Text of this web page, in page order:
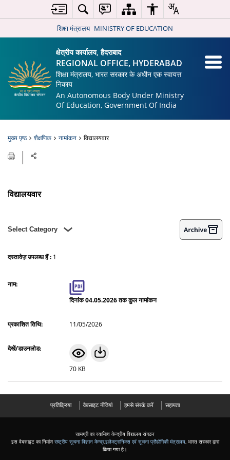
शिक्षा मंत्रालय MINISTRY OF EDUCATION
क्षेत्रीय कार्यालय, हैदराबाद
REGIONAL OFFICE, HYDERABAD
शिक्षा मंत्रालय, भारत सरकार के अधीन एक स्वायत्त
निकाय
An Autonomous Body Under Ministry
Of Education, Government Of India
मुख्य पृष्ठ शैक्षणिक नामांकन विद्यालयवार
विद्यालयवार
Select Category
नामांकन प्रधामिकता वार (विद्यालय)
नामांकन कक्षा वार (विद्यालय)
दस्तावेज़ उपलब्ध हैं : 1
दिनांक 04.05.2026 तक कुल नामांकन
11/05/2026
70 KB
प्रतिक्रिया वेबसाइट नीतियां हमसे संपर्क करें सहायता
सामग्री का स्वामित्व केन्द्रीय विद्यालय संगठन
इस वेबसाइट का निर्माणराष्ट्रीय सूचना विज्ञान केन्द्र,इलेक्ट्रानिक्स एवं सूचना प्रौद्योगिकी मंत्रालय, भारत सरकार द्वारा
किया गया है।